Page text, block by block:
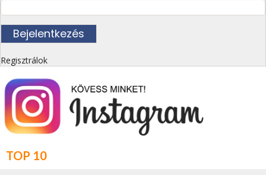
Regisztrálok
TOP 10